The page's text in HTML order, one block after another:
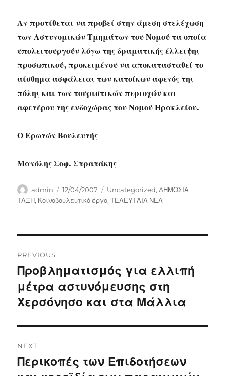
Αν προτίθεται να προβεί στην άμεση στελέχωση
των Αστυνομικών Τμημάτων του Νομού τα οποία
υπολειτουργούν λόγω της δραματικής έλλειψης
προσωπικού, προκειμένου να αποκατασταθεί το
αίσθημα ασφάλειας των κατοίκων αφενός της
πόλης και των τουριστικών περιοχών και
αφετέρου της ενδοχώρας του Νομού Ηρακλείου.
Ο Ερωτών Βουλευτής
Μανόλης Σοφ. Στρατάκης
Author
admin
Posted
on
12/04/2007 Categories
Uncategorized,ΔΗΜΟΣΙΑ
ΤΑΞΗ, Κοινοβουλευτικό έργο,ΤΕΛΕΥΤΑΙΑ ΝΕΑ
navigation
PREVIOUS
Previous
post:
Προβληματισμός για ελλιπή
μέτρα αστυνόμευσης στη
Χερσόνησο και στα Μάλλια
NEXT
Next
Περικοπές των Επιδοτήσεων